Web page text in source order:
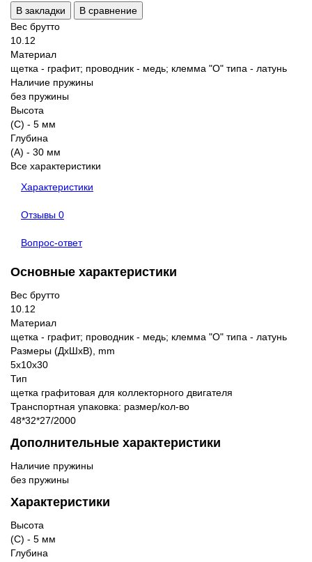
В закладки
В сравнение
Вес брутто
10.12
Материал
щетка - графит; проводник - медь; клемма "О" типа - латунь
Наличие пружины
без пружины
Высота
(C) - 5 мм
Глубина
(A) - 30 мм
Все характеристики
Характеристики
Отзывы 0
Вопрос-ответ
Основные характеристики
Вес брутто
10.12
Материал
щетка - графит; проводник - медь; клемма "О" типа - латунь
Размеры (ДхШхВ), mm
5x10x30
Тип
щетка графитовая для коллекторного двигателя
Транспортная упаковка: размер/кол-во
48*32*27/2000
Дополнительные характеристики
Наличие пружины
без пружины
Характеристики
Высота
(C) - 5 мм
Глубина